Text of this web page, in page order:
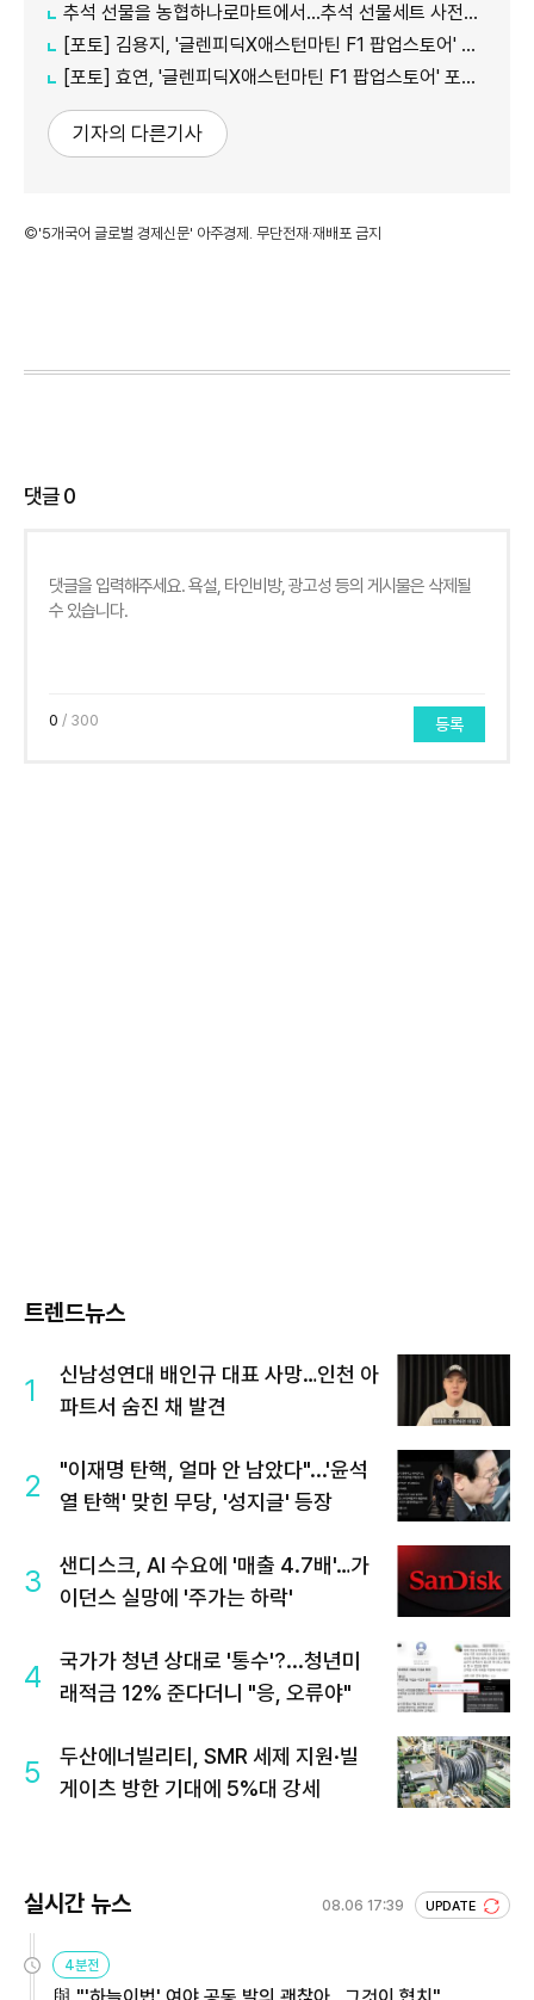
추석 선물을 농협하나로마트에서…추석 선물세트 사전예약 실시
[포토] 김용지, '글렌피딕X애스턴마틴 F1 팝업스토어' 포토콜 참석
[포토] 효연, '글렌피딕X애스턴마틴 F1 팝업스토어' 포토콜 참석
기자의 다른기사
©'5개국어 글로벌 경제신문' 아주경제. 무단전재·재배포 금지
댓글0
0 / 300 등록
트렌드뉴스
1
신남성연대 배인규 대표 사망…인천 아
파트서 숨진 채 발견
2
"이재명 탄핵, 얼마 안 남았다"...'윤석
열 탄핵' 맞힌 무당, '성지글' 등장
3
샌디스크, AI 수요에 '매출 4.7배'…가
이던스 실망에 '주가는 하락'
4
국가가 청년 상대로 '통수'?...청년미
래적금 12% 준다더니 "응, 오류야"
5
두산에너빌리티, SMR 세제 지원·빌
게이츠 방한 기대에 5%대 강세
실시간 뉴스 08.06 17:39 UPDATE
4분전